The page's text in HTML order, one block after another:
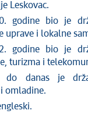
Leskovac.
godine bio je
uprave i lokalne
godine bio je
turizma i
do danas je
omladine.